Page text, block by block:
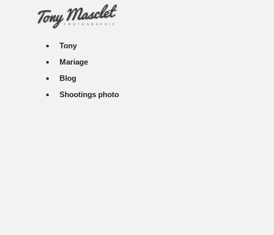
Tony
Mariage
Blog
Shootings photo